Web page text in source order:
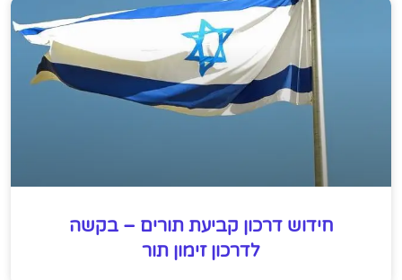
חידוש דרכון קביעת תורים – בקשה
לדרכון זימון תור